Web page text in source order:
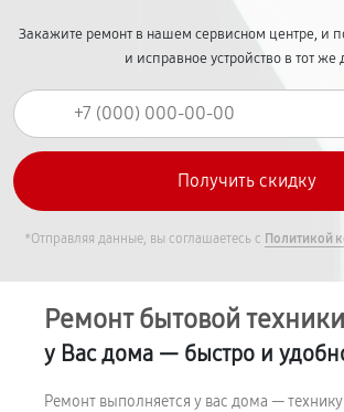
Закажите ремонт в нашем сервисном центре, и
и исправное устройство в тот же
*Отправляя данные, вы соглашаетесь с Политикой
Ремонт бытовой техники
у Вас дома — быстро и
Ремонт выполняется у вас дома — технику